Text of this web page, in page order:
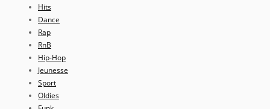
Hits
Dance
Rap
RnB
Hip-Hop
Jeunesse
Sport
Oldies